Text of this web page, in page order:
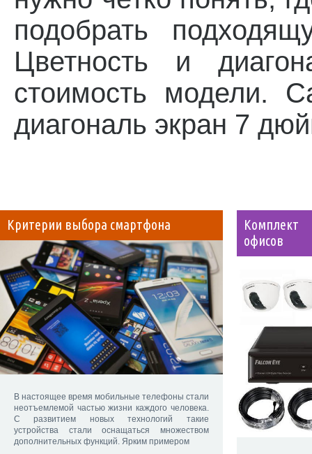
подобрать
Цветность и
стоимость модели.
диагональ экран 7
Критерии выбора смартфона
В настоящее время мобильные телефоны стали
неотъемлемой частью жизни каждого человека.
С развитием новых технологий такие
устройства стали оснащаться множеством
дополнительных функций. Ярким примером
Комплект
офисов